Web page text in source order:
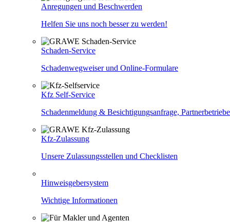
Anregungen und Beschwerden
Helfen Sie uns noch besser zu werden!
Schaden-Service
Schadenwegweiser und Online-Formulare
Kfz Self-Service
Schadenmeldung & Besichtigungsanfrage, Partnerbetriebe
Kfz-Zulassung
Unsere Zulassungsstellen und Checklisten
Hinweisgebersystem
Wichtige Informationen